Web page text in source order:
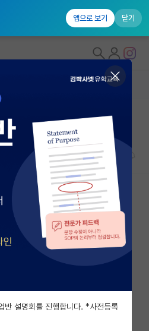
앱으로 보기 닫기
해주세요.
반 설명회를 진행합니다. *사전등록